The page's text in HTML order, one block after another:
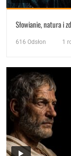
Słowianie, natura i
616 Odsłon 1